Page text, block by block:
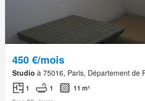
450 €/mois
Studio à 75016, Paris, Département de
1 1
11 m²